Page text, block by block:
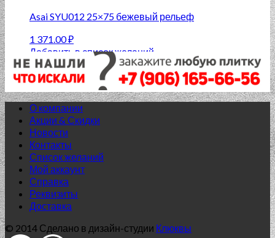
Asai SYU012 25×75 бежевый рельеф
1 371.00₽
Добавить в список желаний
О компании
Акции & Скидки
Новости
Контакты
Список желаний
Мой аккаунт
Справка
Реквизиты
Доставка
© 2014 Сделано в дизайн-студии Клюквы